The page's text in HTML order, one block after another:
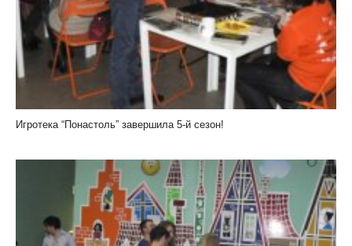
Игротека “Понастоль” завершила 5-й сезон!